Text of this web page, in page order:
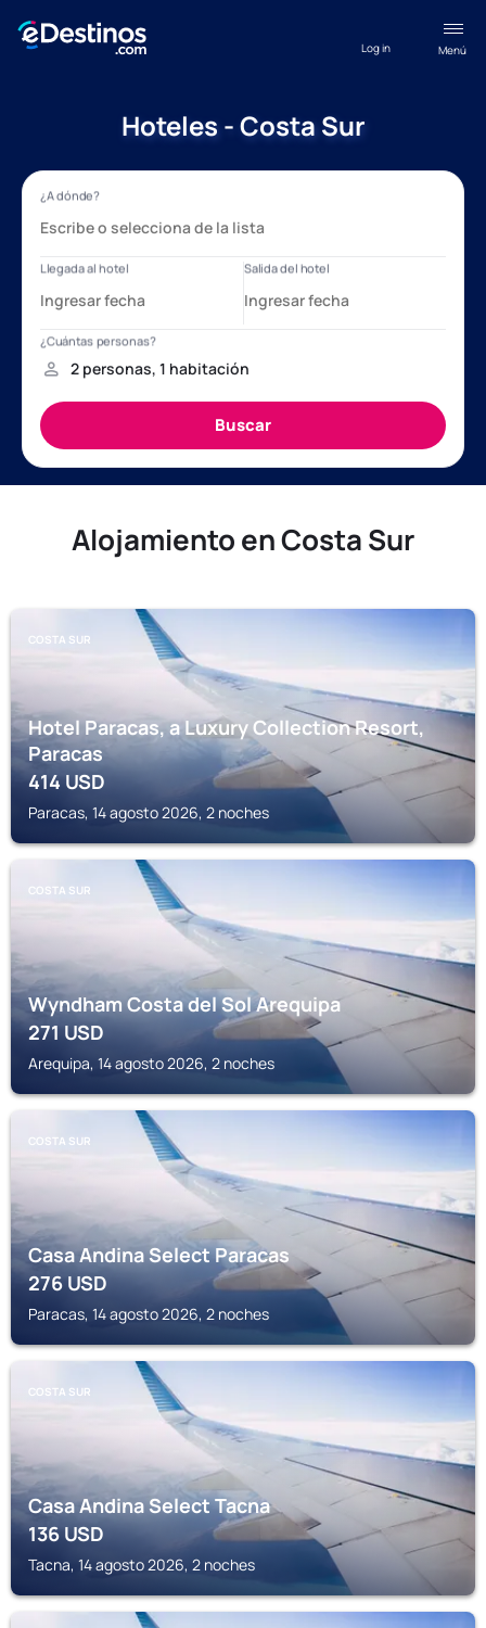
Menú
Log in
Hoteles - Costa Sur
Alojamiento en Costa Sur
COSTA SUR
Hotel Paracas, a Luxury Collection Resort,
Paracas
414USD
Paracas, 14 agosto 2026, 2 noches
COSTA SUR
Wyndham Costa del Sol Arequipa
271USD
Arequipa, 14 agosto 2026, 2 noches
COSTA SUR
Casa Andina Select Paracas
276USD
Paracas, 14 agosto 2026, 2 noches
COSTA SUR
Casa Andina Select Tacna
136USD
Tacna, 14 agosto 2026, 2 noches